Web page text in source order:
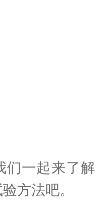
一起来了解
方法吧。